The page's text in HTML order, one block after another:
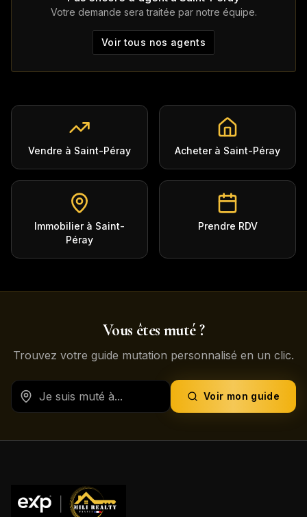
Votre demande sera traitée par notre équipe.
Voir tous nos agents
Vendre à Saint-Péray Acheter à Saint-Péray
Immobilier à Saint-
Péray
Prendre RDV
Vous êtes muté ?
Trouvez votre guide mutation personnalisé en un clic.
Voir mon guide